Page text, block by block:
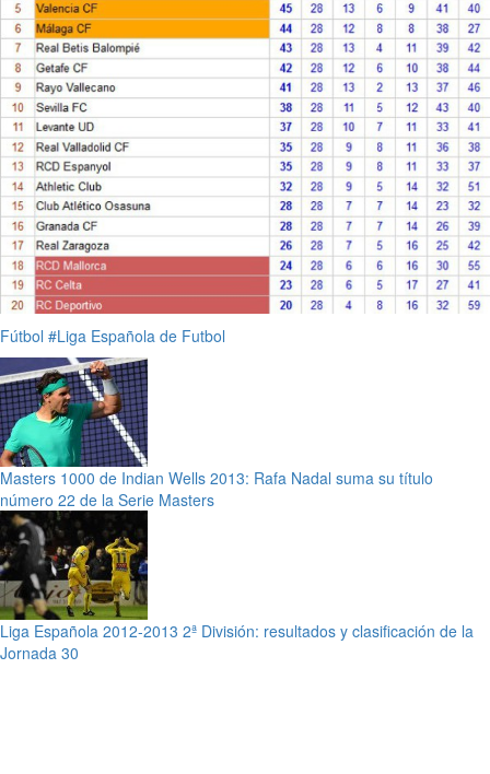
Fútbol #Liga Española de Futbol
Masters 1000 de Indian Wells 2013: Rafa Nadal suma su título
número 22 de la Serie Masters
Liga Española 2012-2013 2ª División: resultados y clasificación de la
Jornada 30